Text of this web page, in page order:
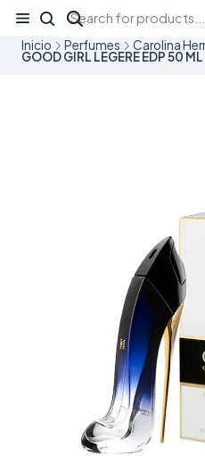
¡APROVECHA NUESTRAS
Inicio Perfumes Carolina
GOOD GIRL LEGERE EDP 50 ML